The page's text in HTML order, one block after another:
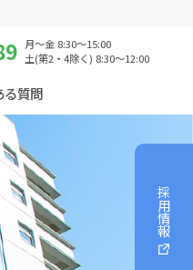
月～金 8:30～15:00
土(第2・4除く) 8:30～12:00
る質問
採用情報